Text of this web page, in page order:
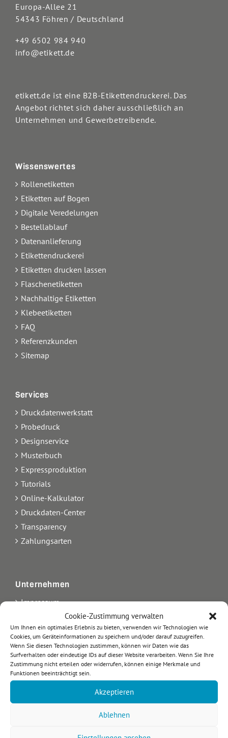
Cookie-Zustimmung verwalten
Um Ihnen ein optimales Erlebnis zu bieten, verwenden wir Technologien wie
Cookies, um Geräteinformationen zu speichern und/oder darauf zuzugreifen.
Wenn Sie diesen Technologien zustimmen, können wir Daten wie das
Surfverhalten oder eindeutige IDs auf dieser Website verarbeiten. Wenn Sie Ihre
Zustimmung nicht erteilen oder widerrufen, können einige Merkmale und
Funktionen beeinträchtigt sein.
Akzeptieren
Ablehnen
Europa-Allee 21
54343 Föhren / Deutschland
+49 6502 984 940
info@etikett.de
etikett.de ist eine B2B-Etikettendruckerei. Das
Angebot richtet sich daher ausschließlich an
Unternehmen und Gewerbetreibende.
Wissenswertes
Rollenetiketten
Etiketten auf Bogen
Digitale Veredelungen
Bestellablauf
Datenanlieferung
Etikettendruckerei
Etiketten drucken lassen
Flaschenetiketten
Nachhaltige Etiketten
Klebeetiketten
FAQ
Referenzkunden
Sitemap
Services
Druckdatenwerkstatt
Probedruck
Designservice
Musterbuch
Expressproduktion
Tutorials
Online-Kalkulator
Druckdaten-Center
Transparency
Zahlungsarten
Unternehmen
Impressum
Über uns
AGB
Datenschutz
Arbeiten bei etikett.de